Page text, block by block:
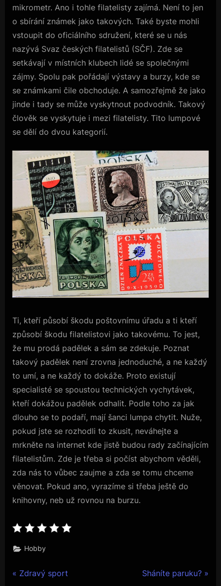
mikrometr. Ano i tohle filatelisty zajímá. Není to jen
o sbírání známek jako takových. Také byste mohli
vstoupit do oficiálního sdružení, které se u nás
nazývá Svaz českých filatelistů (SČF). Zde se
setkávají v místních klubech lidé se společnými
zájmy. Spolu pak pořádají výstavy a burzy, kde se
se známkami čile obchoduje. A samozřejmě že jako
jinde i tady se může vyskytnout podvodník. Takový
člověk se vyskytuje i mezi filatelisty. Tito lumpové
se dělí do dvou kategorií.
Ti, kteří působí škodu poštovnímu úřadu a ti kteří
způsobí škodu filatelistovi jako takovému. To jest,
že mu prodá padělek a sám se zdekuje. Poznat
takový padělek není zrovna jednoduché, a ne každý
to umí, a ne každý to dokáže. Proto existují
specialisté se spoustou technických vychytávek,
kteří dokážou padělek odhalit. Podle toho za jak
dlouho se to podaří, mají šanci lumpa chytit. Nuže,
pokud jste se rozhodli to zkusit, neváhejte a
mrkněte na internet kde jistě budou rady začínajícím
filatelistům. Zde je třeba si počíst abychom věděli,
zda nás to vůbec zaujme a zda se tomu chceme
věnovat. Pokud ano, vyrazíme si třeba ještě do
knihovny, neb už rovnou na burzu.
Hobby
Navigace
P
Zdravý sport
N
Sháníte paruku?